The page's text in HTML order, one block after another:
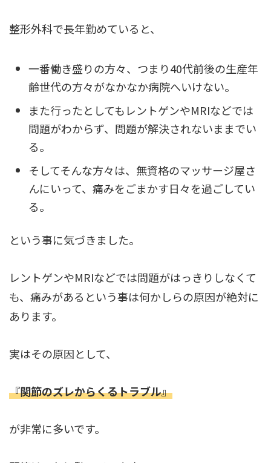
整形外科で長年勤めていると、
一番働き盛りの方々、つまり40代前後の生産年
齢世代の方々がなかなか病院へいけない。
また行ったとしてもレントゲンやMRIなどでは
問題がわからず、問題が解決されないままでい
る。
そしてそんな方々は、無資格のマッサージ屋さ
んにいって、痛みをごまかす日々を過ごしてい
る。
という事に気づきました。
レントゲンやMRIなどでは問題がはっきりしなくて
も、痛みがあるという事は何かしらの原因が絶対に
あります。
実はその原因として、
『関節のズレからくるトラブル』
が非常に多いです。